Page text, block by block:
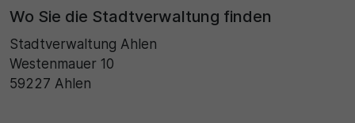
Wo Sie die Stadtverwaltung finden
Stadtverwaltung Ahlen
Westenmauer 10
59227 Ahlen